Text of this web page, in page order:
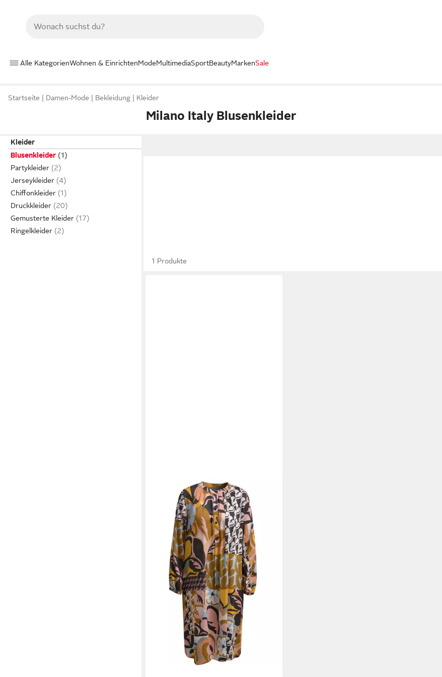
Alle KategorienWohnen & EinrichtenModeMultimediaSportBeautyMarkenSale
Startseite Damen-Mode Bekleidung Kleider
Milano Italy Blusenkleider
Kleider
Blusenkleider
Partykleider
Jerseykleider
Chiffonkleider
Druckkleider
Gemusterte Kleider
Ringelkleider
1 Produkte